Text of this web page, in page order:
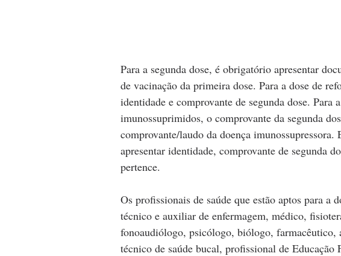
Para a segunda dose, é obrigatório apresentar
de vacinação da primeira dose. Para a dose de
identidade e comprovante de segunda dose. Para
imunossuprimidos, o comprovante da segunda
comprovante/laudo da doença imunossupressora.
apresentar identidade, comprovante de segunda
pertence.
Os profissionais de saúde que estão aptos para a
técnico e auxiliar de enfermagem, médico,
fonoaudiólogo, psicólogo, biólogo,
técnico de saúde bucal, profissional de Educação